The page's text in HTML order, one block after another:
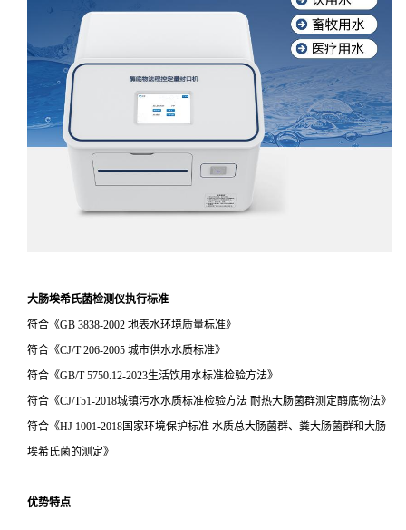
大肠埃希氏菌检测仪执行标准
符合《GB 3838-2002 地表水环境质量标准》
符合《CJ/T 206-2005 城市供水水质标准》
符合《GB/T 5750.12-2023生活饮用水标准检验方法》
符合《CJ/T51-2018城镇污水水质标准检验方法 耐热大肠菌群测定酶底物法》
符合《HJ 1001-2018国家环境保护标准 水质总大肠菌群、粪大肠菌群和大肠
埃希氏菌的测定》
优势特点